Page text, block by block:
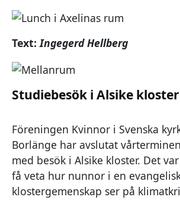
Text: Ingegerd Hellberg
Studiebesök i Alsike kloster
Föreningen Kvinnor i Svenska
Borlänge har avslutat
med besök i Alsike kloster. Det
få veta hur nunnor i en
klostergemenskap ser på